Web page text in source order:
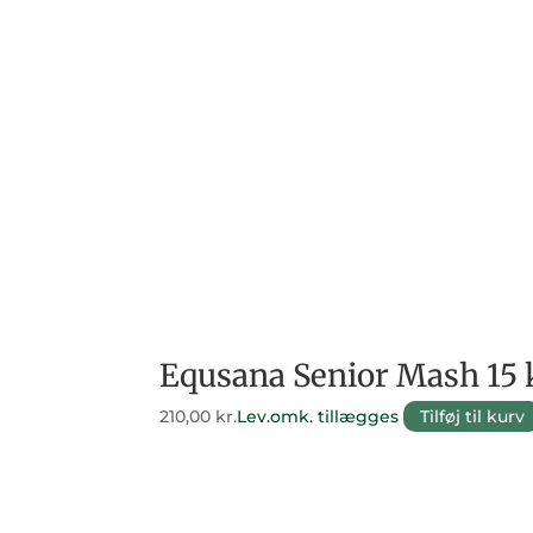
Equsana Senior Mash 15
210,00 kr.Lev.omk. tillægges Tilføj til kurv